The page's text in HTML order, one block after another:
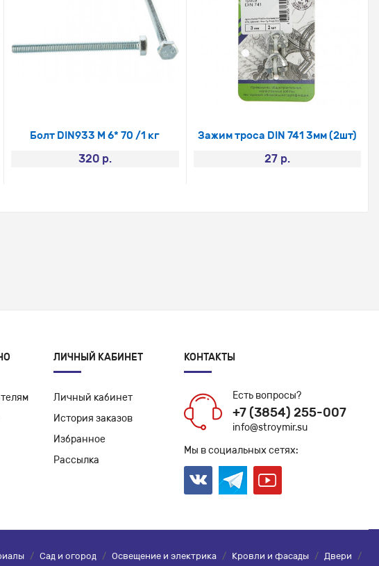
Болт DIN933 М 6* 70 /1 кг
320 р.
Зажим троса DIN 741 3мм (2шт)
27 р.
ЛИЧНЫЙ КАБИНЕТ
Личный кабинет
История заказов
Избранное
Рассылка
КОНТАКТЫ
Есть вопросы?
+7 (3854) 255-007
info@stroymir.su
Мы в социальных сетях:
/ Сад и огород / Освещение и электрика / Кровли и фасады / Двери /